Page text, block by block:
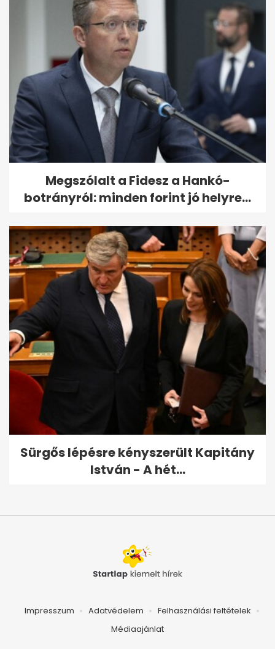
Megszólalt a Fidesz a Hankó-
botrányról: minden forint jó helyre...
Sürgős lépésre kényszerült Kapitány
István - A hét...
Impresszum Adatvédelem
Felhasználási feltételek
Médiaajánlat